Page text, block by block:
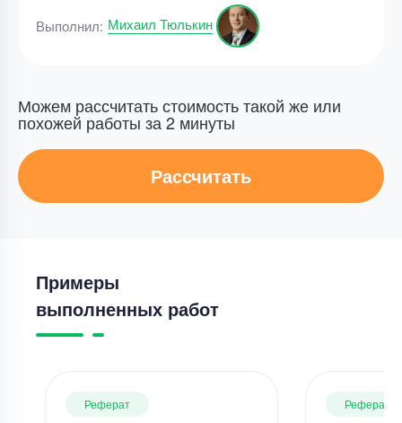
Выполнил: Михаил Тюлькин
Можем рассчитать стоимость такой же или
похожей работы за 2 минуты
Рассчитать
Примеры
выполненных работ
Реферат Реферат